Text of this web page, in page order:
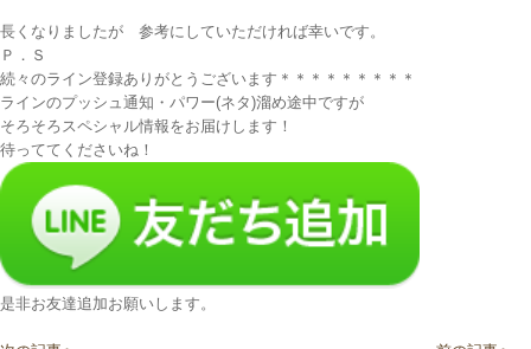
長くなりましたが 参考にしていただければ幸いです。
Ｐ．Ｓ
続々のライン登録ありがとうございます＊＊＊＊＊＊＊＊＊
ラインのプッシュ通知・パワー(ネタ)溜め途中ですが
そろそろスペシャル情報をお届けします！
待っててくださいね！
是非お友達追加お願いします。